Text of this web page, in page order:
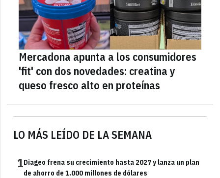
LO MÁS LEÍDO DE LA SEMANA
1Diageo frena su crecimiento hasta 2027 y lanza un plan
de ahorro de 1.000 millones de dólares
Mercadona apunta a los consumidores
'fit' con dos novedades: creatina y
queso fresco alto en proteínas